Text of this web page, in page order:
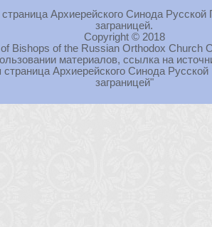
Архиерейского Синода Русской
заграницей.
Copyright © 2018
Bishops of the Russian Orthodox Church
материалов, ссылка на
Архиерейского Синода
заграницей"